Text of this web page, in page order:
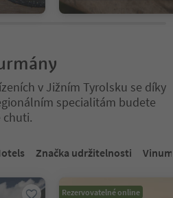
v Jižním Tyrolsku se díky
specialitám budete
chuti.
Značka udržitelnosti
Rezervovatelné online